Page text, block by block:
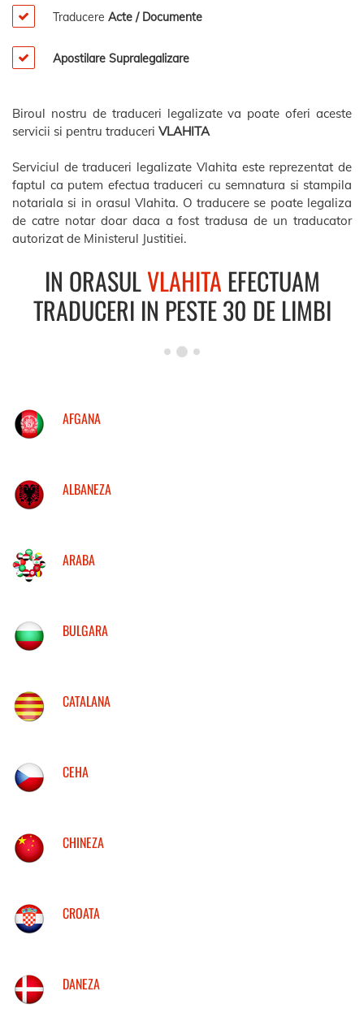
Traducere Acte / Documente
Apostilare Supralegalizare
Biroul nostru de traduceri legalizate va poate oferi aceste
servicii si pentru traduceri VLAHITA
Serviciul de traduceri legalizate Vlahita este reprezentat de
faptul ca putem efectua traduceri cu semnatura si stampila
notariala si in orasul Vlahita. O traducere se poate legaliza
de catre notar doar daca a fost tradusa de un traducator
autorizat de Ministerul Justitiei.
IN ORASULVLAHITA EFECTUAM
TRADUCERI IN PESTE 30 DE LIMBI
AFGANA
ALBANEZA
ARABA
BULGARA
CATALANA
CEHA
CHINEZA
CROATA
DANEZA